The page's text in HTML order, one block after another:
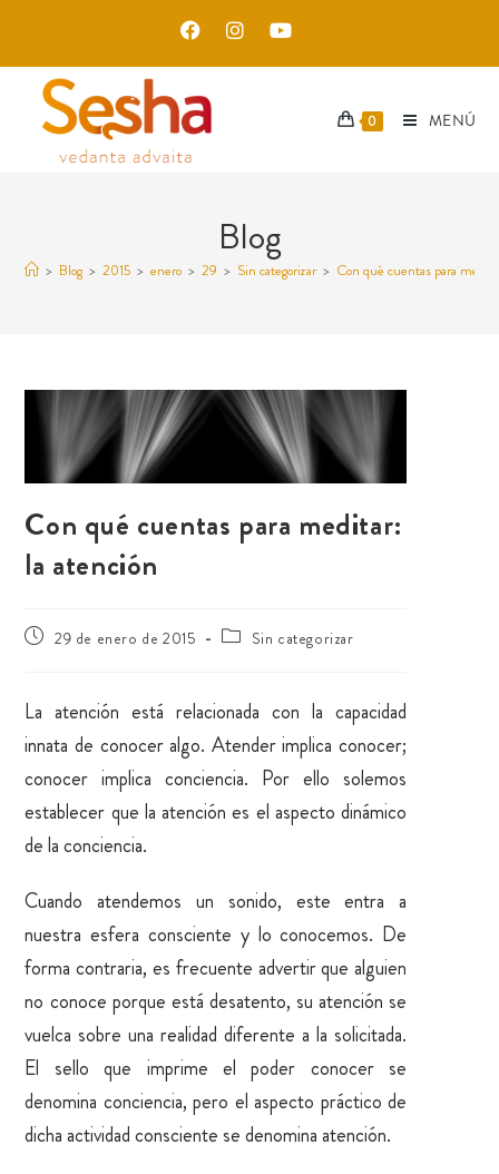
0 MENÚ
Blog
> Blog > 2015 > enero > 29 > Sin categorizar > Con qué cuentas para
Con qué cuentas para meditar:
la atención
29 de enero de 2015 Sin categorizar
La atención está relacionada con la capacidad
innata de conocer algo. Atender implica conocer;
conocer implica conciencia. Por ello solemos
establecer que la atención es el aspecto dinámico
de la conciencia.
Cuando atendemos un sonido, este entra a
nuestra esfera consciente y lo conocemos. De
forma contraria, es frecuente advertir que alguien
no conoce porque está desatento, su atención se
vuelca sobre una realidad diferente a la solicitada.
El sello que imprime el poder conocer se
denomina conciencia, pero el aspecto práctico de
dicha actividad consciente se denomina atención.